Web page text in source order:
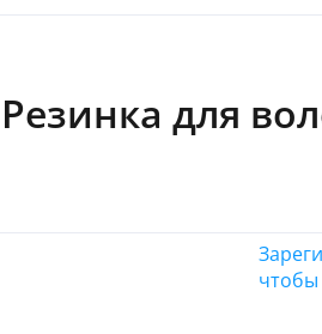
Резинка для
чтобы